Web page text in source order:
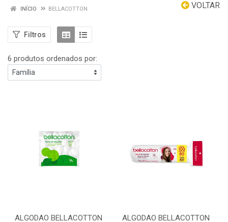
VOLTAR
INÍCIO BELLACOTTON
Filtros
6 produtos ordenados por:
ALGODAO BELLACOTTON
ALGODAO BELLACOTTON